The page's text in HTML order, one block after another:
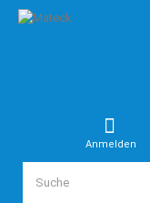
Anmelden